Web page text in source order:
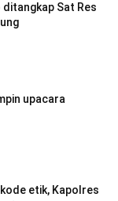
ditangkap Sat Res
upacara
etik, Kapolres